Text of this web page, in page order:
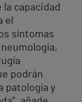
capacidad
el
síntomas
podrán
patología y